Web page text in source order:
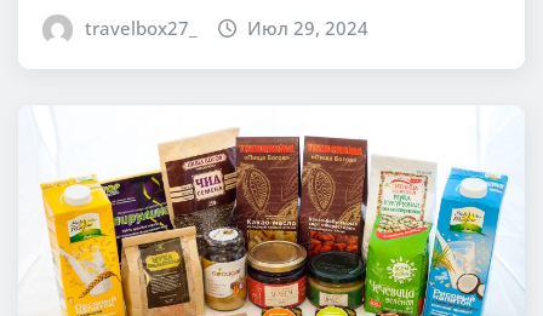
travelbox27_ Июл 29, 2024